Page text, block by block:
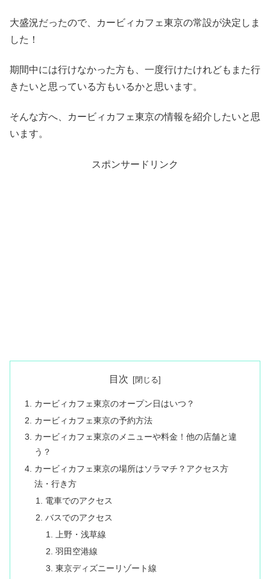
大盛況だったので、カービィカフェ東京の常設が決定しま
した！
期間中には行けなかった方も、一度行けたけれどもまた行
きたいと思っている方もいるかと思います。
そんな方へ、カービィカフェ東京の情報を紹介したいと思
います。
スポンサードリンク
目次
カービィカフェ東京のオープン日はいつ？
カービィカフェ東京の予約方法
カービィカフェ東京のメニューや料金！他の店舗と違
う？
カービィカフェ東京の場所はソラマチ？アクセス方
法・行き方
電車でのアクセス
バスでのアクセス
上野・浅草線
羽田空港線
東京ディズニーリゾート線